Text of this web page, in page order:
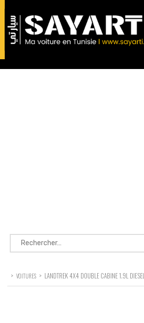
Rechercher :
> VOITURES > LANDTREK 4X4 DOUBLE CABINE 1.9L DIESEL